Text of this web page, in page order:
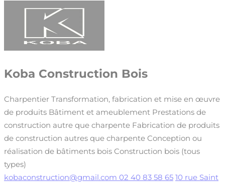
Koba Construction Bois
Charpentier Transformation, fabrication et mise en œuvre
de produits Bâtiment et ameublement Prestations de
construction autre que charpente Fabrication de produits
de construction autres que charpente Conception ou
réalisation de bâtiments bois Construction bois (tous
types)
kobaconstruction@gmail.com 02 40 83 58 65 10 rue Saint